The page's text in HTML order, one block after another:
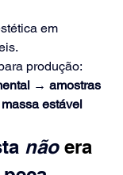
em
produção:
→ amostras
estável
não era